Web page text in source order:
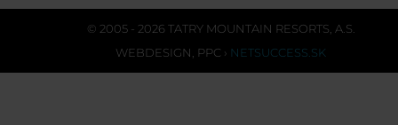
© 2005 - 2026 TATRY MOUNTAIN RESORTS, A.S.
WEBDESIGN PPC › NETSUCCESS.SK